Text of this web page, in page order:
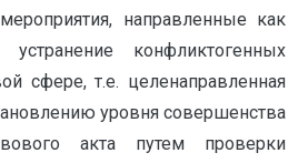
направленные как
конфликтогенных
сфере, т.е. целенаправленная
уровня совершенства
акта путем проверки